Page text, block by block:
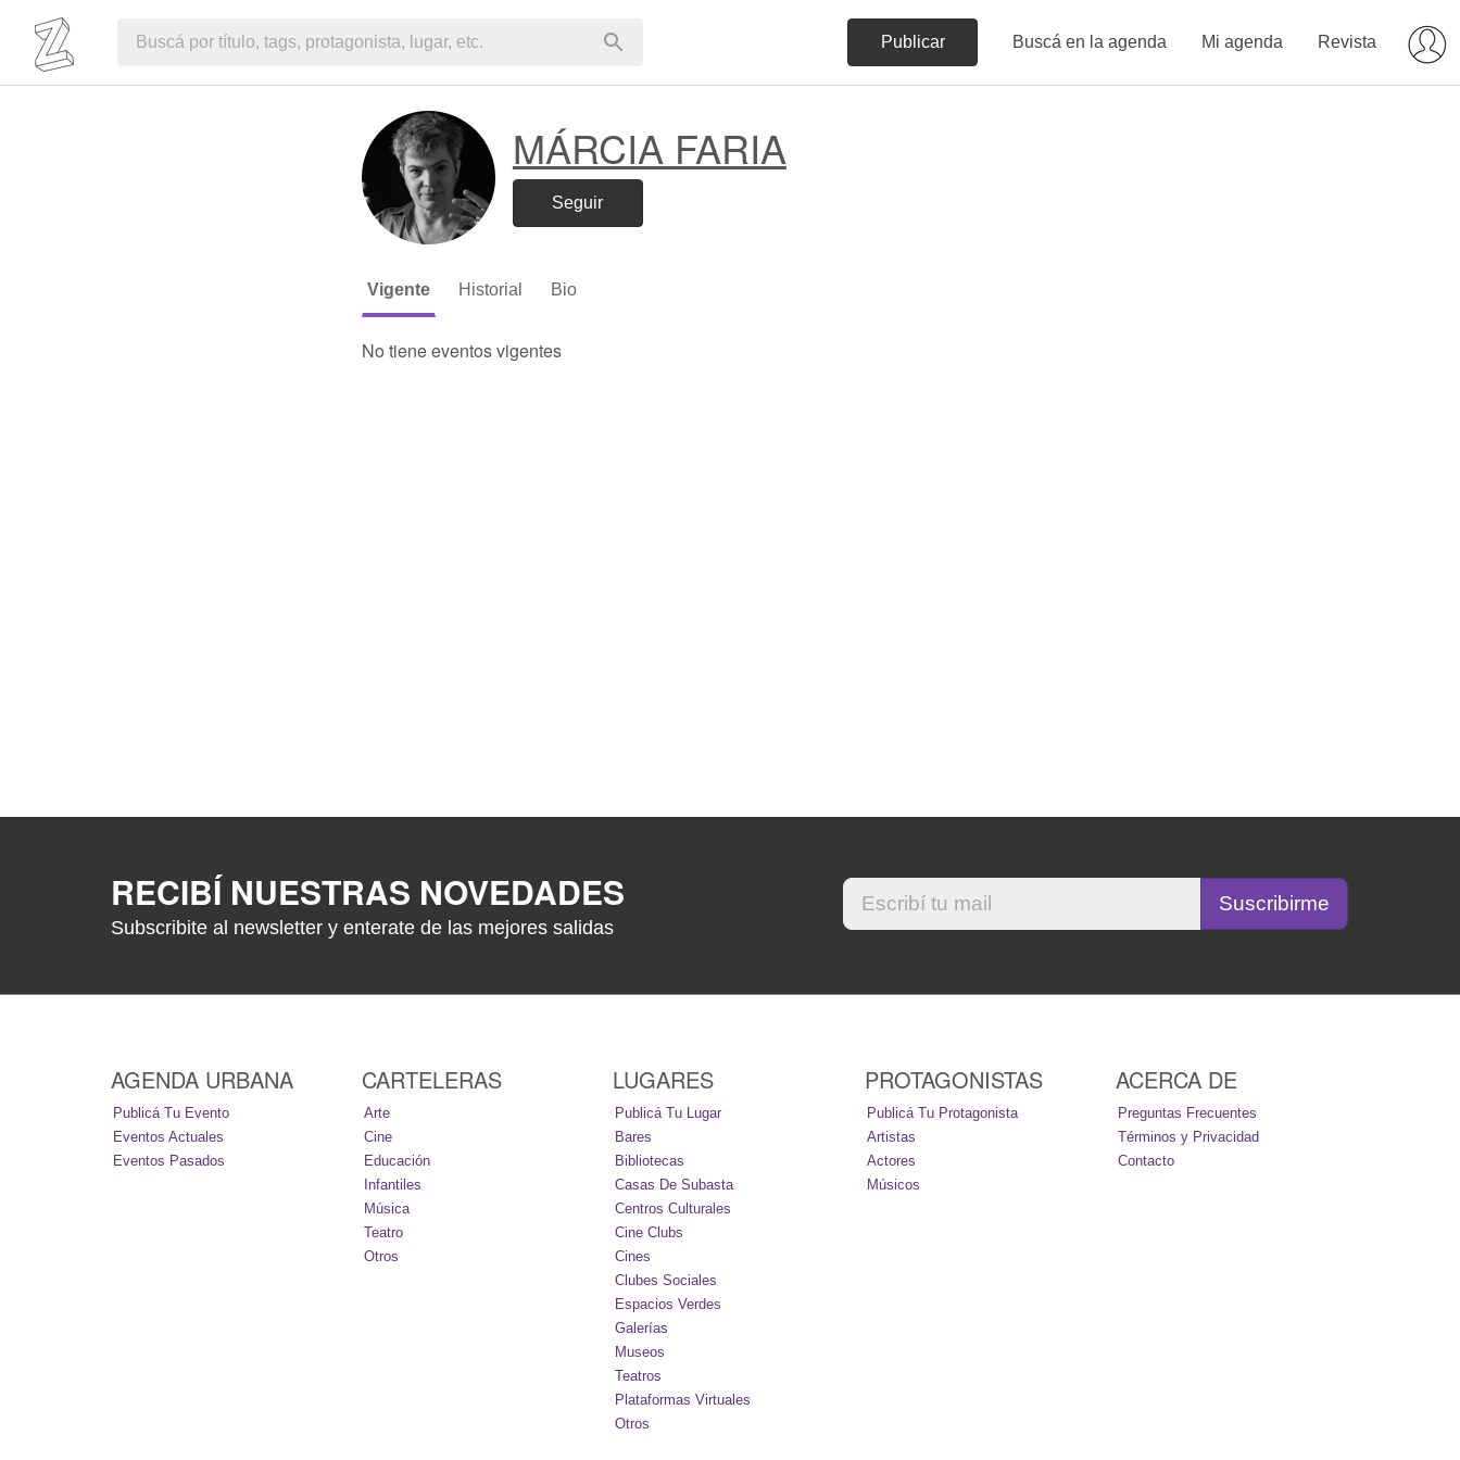
Publicar Buscá en la agenda Mi agenda Revista
MÁRCIA FARIA
Seguir
Vigente Historial Bio
No tiene eventos vigentes
RECIBÍ NUESTRAS NOVEDADES
Subscribite al newsletter y enterate de las mejores salidas
AGENDA URBANA
Publicá Tu Evento
Eventos Actuales
Eventos Pasados
CARTELERAS
Arte
Cine
Educación
Infantiles
Música
Teatro
Otros
LUGARES
Publicá Tu Lugar
Bares
Bibliotecas
Casas De Subasta
Centros Culturales
Cine Clubs
Cines
Clubes Sociales
Espacios Verdes
Galerías
Museos
Teatros
Plataformas Virtuales
Otros
PROTAGONISTAS
Publicá Tu Protagonista
Artistas
Actores
Músicos
ACERCA DE
Preguntas Frecuentes
Términos y Privacidad
Contacto